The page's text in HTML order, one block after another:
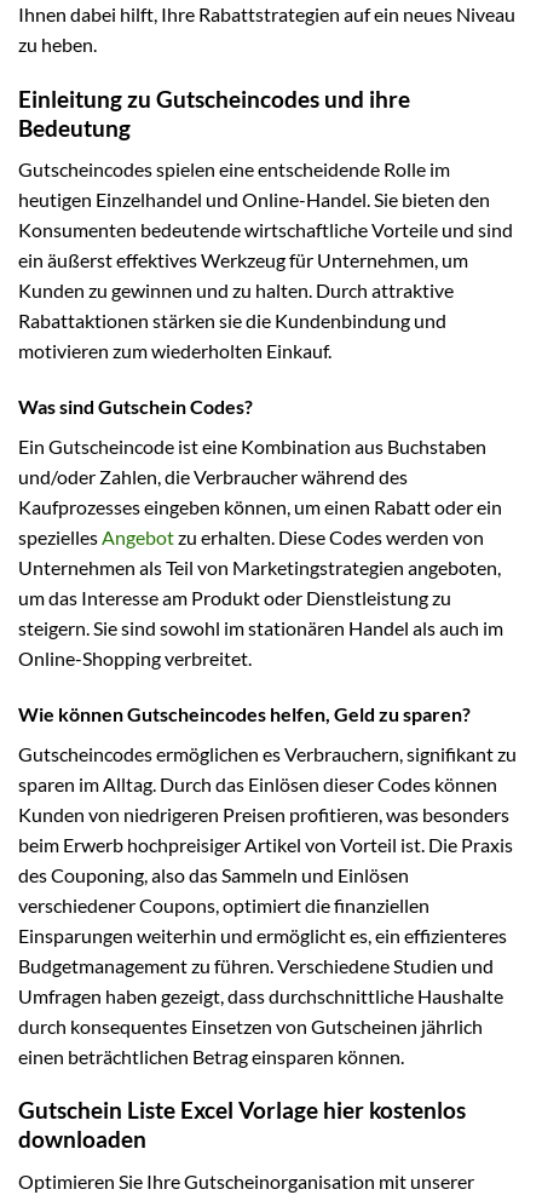
Ihnen dabei hilft, Ihre Rabattstrategien auf ein neues Niveau
zu heben.
Einleitung zu Gutscheincodes und ihre
Bedeutung
Gutscheincodes spielen eine entscheidende Rolle im
heutigen Einzelhandel und Online-Handel. Sie bieten den
Konsumenten bedeutende wirtschaftliche Vorteile und sind
ein äußerst effektives Werkzeug für Unternehmen, um
Kunden zu gewinnen und zu halten. Durch attraktive
Rabattaktionen stärken sie die Kundenbindung und
motivieren zum wiederholten Einkauf.
Was sind Gutschein Codes?
Ein Gutscheincode ist eine Kombination aus Buchstaben
und/oder Zahlen, die Verbraucher während des
Kaufprozesses eingeben können, um einen Rabatt oder ein
speziellesAngebotzu erhalten. Diese Codes werden von
Unternehmen als Teil von Marketingstrategien angeboten,
um das Interesse am Produkt oder Dienstleistung zu
steigern. Sie sind sowohl im stationären Handel als auch im
Online-Shopping verbreitet.
Wie können Gutscheincodes helfen, Geld zu sparen?
Gutscheincodes ermöglichen es Verbrauchern, signifikant zu
sparen im Alltag. Durch das Einlösen dieser Codes können
Kunden von niedrigeren Preisen profitieren, was besonders
beim Erwerb hochpreisiger Artikel von Vorteil ist. Die Praxis
des Couponing, also das Sammeln und Einlösen
verschiedener Coupons, optimiert die finanziellen
Einsparungen weiterhin und ermöglicht es, ein effizienteres
Budgetmanagement zu führen. Verschiedene Studien und
Umfragen haben gezeigt, dass durchschnittliche Haushalte
durch konsequentes Einsetzen von Gutscheinen jährlich
einen beträchtlichen Betrag einsparen können.
Gutschein Liste Excel Vorlage hier kostenlos
downloaden
Optimieren Sie Ihre Gutscheinorganisation mit unserer